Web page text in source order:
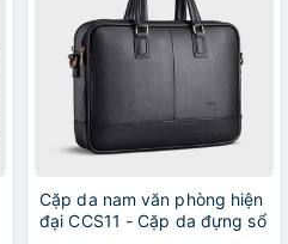
Cặp da nam văn phòng hiện
đại CCS11 - Cặp da đựng sổ